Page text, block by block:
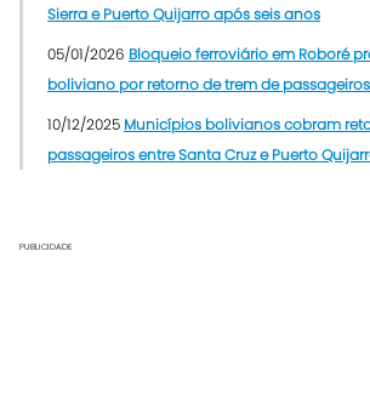
Sierra e Puerto Quijarro após seis anos
05/01/2026 Bloqueio ferroviário em Roboré
boliviano por retorno de trem de passageiros
10/12/2025 Municípios bolivianos cobram
passageiros entre Santa Cruz e Puerto
PUBLICIDADE